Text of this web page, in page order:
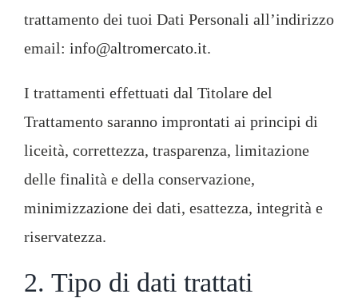
trattamento dei tuoi Dati Personali all’indirizzo
email: info@altromercato.it.
I trattamenti effettuati dal Titolare del
Trattamento saranno improntati ai principi di
liceità, correttezza, trasparenza, limitazione
delle finalità e della conservazione,
minimizzazione dei dati, esattezza, integrità e
riservatezza.
2. Tipo di dati trattati